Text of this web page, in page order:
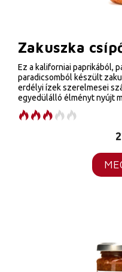
Zakuszka
Ez a kaliforniai paprikából,
paradicsomból készült
erdélyi ízek szerelmesei
egyedülálló élményt nyújt